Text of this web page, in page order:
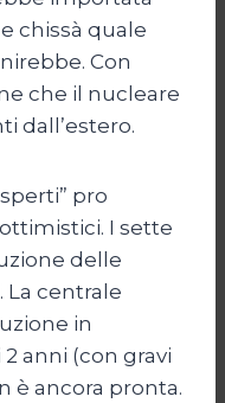
chissà quale
Con
che il nucleare
dall’estero.
pro
I sette
delle
La centrale
in
anni (con gravi
è ancora pronta.